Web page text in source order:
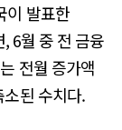
이 발표한
6월 중 전 금융
전월 증가액
된 수치다.